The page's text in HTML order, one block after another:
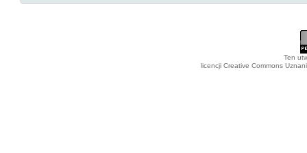
Ten
licencji Creative Commons